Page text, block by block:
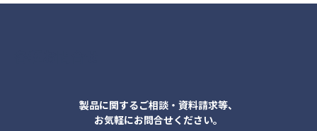
製品に関するご相談・資料請求等、
お気軽にお問合せください。